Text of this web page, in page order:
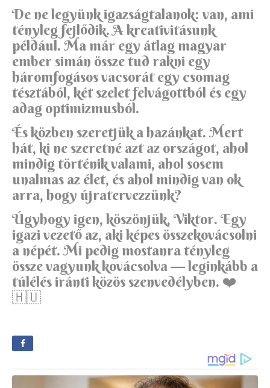
De ne legyünk igazságtalanok: van, ami
tényleg fejlődik. A kreativitásunk
például. Ma már egy átlag magyar
ember simán össze tud rakni egy
háromfogásos vacsorát egy csomag
tésztából, két szelet felvágottból és egy
adag optimizmusból.
És közben szeretjük a hazánkat. Mert
hát, ki ne szeretné azt az országot, ahol
mindig történik valami, ahol sosem
unalmas az élet, és ahol mindig van ok
arra, hogy újratervezzünk?
Úgyhogy igen, köszönjük, Viktor. Egy
igazi vezető az, aki képes összekovácsolni
a népét. Mi pedig mostanra tényleg
össze vagyunk kovácsolva — leginkább a
túlélés iránti közös szenvedélyben. ❤️
🇭🇺